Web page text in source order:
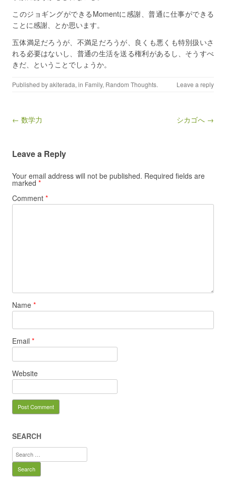
このジョギングができるMomentに感謝、普通に仕事ができる
ことに感謝、とか思います。
五体満足だろうが、不満足だろうが、良くも悪くも特別扱いさ
れる必要はないし、普通の生活を送る権利があるし、そうすべ
きだ、ということでしょうか。
Published byakiterada, in Family, Random Thoughts. Leave a reply
Post navigation
← 数学力 シカゴへ →
Leave a Reply
Your email address will not be published. Required fields are
marked *
Comment *
Name *
Email *
Website
SEARCH
Search
for: